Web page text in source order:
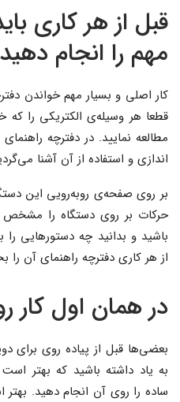
قبل از هر کاری
مهم را انجام دهید
کار اصلی و بسیار مهم خواندن
قطعا هر وسیله‌ی الکتریکی را که
مطالعه نمایید. در دفترچه
اندازی و استفاده از آن آشنا
بر روی صفحه‌ی روبه‌رویی این
حرکات بر روی دستگاه را مشخص
باشید و بدانید چه دستورهایی را
از هر کاری دفترچه راهنمای آن را
در همان اول کار
بعضی‌ها قبل از پیاده روی برای
به یاد داشته باشید که بهتر